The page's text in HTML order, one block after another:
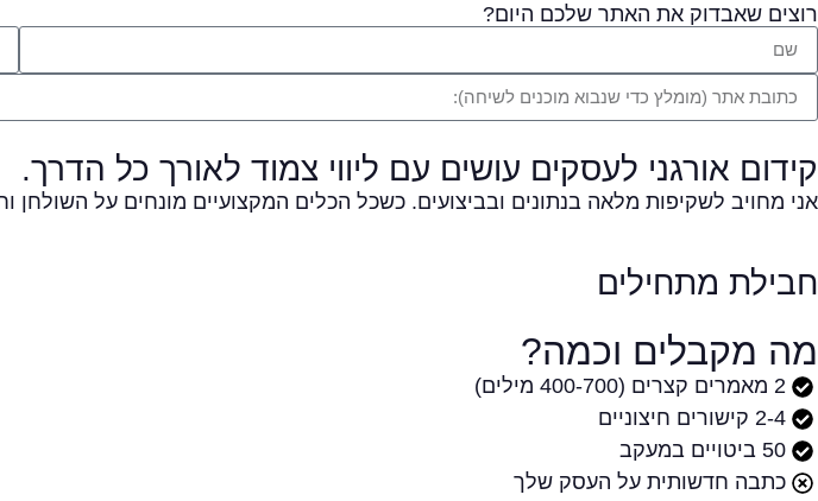
רוצים שאבדוק את האתר שלכם היום?
קידום אורגני לעסקים עושים עם ליווי צמוד לאורך כל הדרך.
אני מחויב לשקיפות מלאה בנתונים ובביצועים. כשכל הכלים המקצועיים מונחים על
חבילת מתחילים
מה מקבלים וכמה?
2 מאמרים קצרים (400-700 מילים)
2-4 קישורים חיצוניים
50 ביטויים במעקב
כתבה חדשותית על העסק שלך